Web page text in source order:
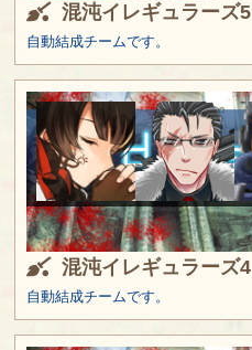
混沌イレギュラーズ5
自動結成チームです。
混沌イレギュラーズ4
自動結成チームです。